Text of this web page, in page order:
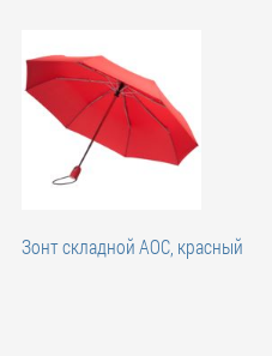
Зонт складной AOC, красный